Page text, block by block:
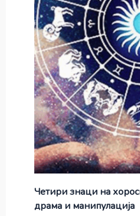
Четири знаци на
драма и манипулација